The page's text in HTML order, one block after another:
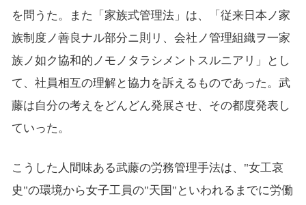
を問うた。また「家族式管理法」は、「従来日本ノ家
族制度ノ善良ナル部分ニ則リ、会社ノ管理組織ヲ一家
族ノ如ク協和的ノモノタラシメントスルニアリ」とし
て、社員相互の理解と協力を訴えるものであった。武
藤は自分の考えをどんどん発展させ、その都度発表し
ていった。
こうした人間味ある武藤の労務管理手法は、"女工哀
史"の環境から女子工員の"天国"といわれるまでに労働